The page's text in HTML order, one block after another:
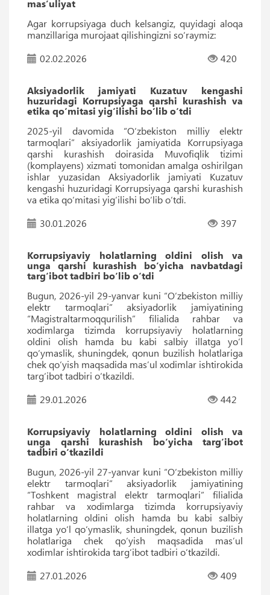
masʼuliyat
Agar korrupsiyaga duch kelsangiz, quyidagi aloqa
manzillariga murojaat qilishingizni so‘raymiz:
02.02.2026
420
Aksiyadorlik jamiyati Kuzatuv kengashi
huzuridagi Korrupsiyaga qarshi kurashish va
etika qo‘mitasi yig‘ilishi bo‘lib o‘tdi
2025-yil davomida “O‘zbekiston milliy elektr
tarmoqlari” aksiyadorlik jamiyatida Korrupsiyaga
qarshi kurashish doirasida Muvofiqlik tizimi
(komplayens) xizmati tomonidan amalga oshirilgan
ishlar yuzasidan Aksiyadorlik jamiyati Kuzatuv
kengashi huzuridagi Korrupsiyaga qarshi kurashish
va etika qo‘mitasi yig‘ilishi bo‘lib o‘tdi.
30.01.2026
397
Korrupsiyaviy holatlarning oldini olish va
unga qarshi kurashish bo‘yicha navbatdagi
targ‘ibot tadbiri bo‘lib o‘tdi
Bugun, 2026-yil 29-yanvar kuni “O‘zbekiston milliy
elektr tarmoqlari” aksiyadorlik jamiyatining
“Magistraltarmoqqurilish” filialida rahbar va
xodimlarga tizimda korrupsiyaviy holatlarning
oldini olish hamda bu kabi salbiy illatga yo‘l
qo‘ymaslik, shuningdek, qonun buzilish holatlariga
chek qo‘yish maqsadida masʼul xodimlar ishtirokida
targ‘ibot tadbiri o‘tkazildi.
29.01.2026
442
Korrupsiyaviy holatlarning oldini olish va
unga qarshi kurashish bo‘yicha targ‘ibot
tadbiri o‘tkazildi
Bugun, 2026-yil 27-yanvar kuni “O‘zbekiston milliy
elektr tarmoqlari” aksiyadorlik jamiyatining
“Toshkent magistral elektr tarmoqlari” filialida
rahbar va xodimlarga tizimda korrupsiyaviy
holatlarning oldini olish hamda bu kabi salbiy
illatga yo‘l qo‘ymaslik, shuningdek, qonun buzilish
holatlariga chek qo‘yish maqsadida mas’ul
xodimlar ishtirokida targ‘ibot tadbiri o‘tkazildi.
27.01.2026
409